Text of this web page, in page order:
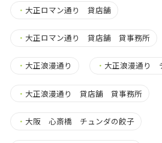
・ 大正ロマン通り 貸店舗
・ 大正ロマン通り 貸店舗 貸事務所
・ 大正浪漫通り ・ 大正浪漫通り
・ 大正浪漫通り 貸店舗 貸事務所
・ 大阪 心斎橋 チュンダの餃子